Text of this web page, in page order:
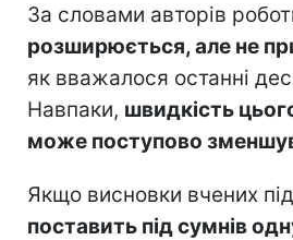
За словами авторів
розширюється, але не
як вважалося останні
Навпаки, швидкість
може поступово
Якщо висновки вчених
поставить під сумнів